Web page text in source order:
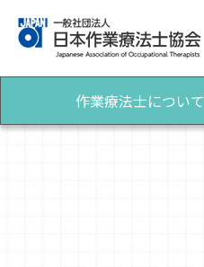
作業療法士について